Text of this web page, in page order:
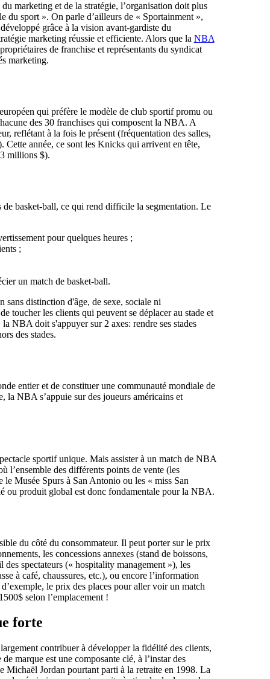
marketing et de la stratégie, l’organisation doit plus
du sport ». On parle d’ailleurs de « Sportainment »,
grâce à la vision avant-gardiste du
marketing réussie et efficiente. Alors que la NBA
de franchise et représentants du syndicat
marketing.
qui préfère le modèle de club sportif promu ou
des 30 franchises qui composent la NBA. A
reflétant à la fois le présent (fréquentation des salles,
année, ce sont les Knicks qui arrivent en tête,
millions $).
basket-ball, ce qui rend difficile la segmentation. Le
pour quelques heures ;
;
un match de basket-ball.
distinction d'âge, de sexe, sociale ni
toucher les clients qui peuvent se déplacer au stade et
NBA doit s'appuyer sur 2 axes: rendre ses stades
des stades.
entier et de constituer une communauté mondiale de
NBA s’appuie sur des joueurs américains et
sportif unique. Mais assister à un match de NBA
l’ensemble des différents points de vente (les
le Musée Spurs à San Antonio ou les « miss San
ou produit global est donc fondamentale pour la NBA.
du côté du consommateur. Il peut porter sur le prix
les concessions annexes (stand de boissons,
des spectateurs (« hospitality management »), les
à café, chaussures, etc.), ou encore l’information
le prix des places pour aller voir un match
selon l’emplacement !
forte
contribuer à développer la fidélité des clients,
marque est une composante clé, à l’instar des
Michaël Jordan pourtant parti à la retraite en 1998. La